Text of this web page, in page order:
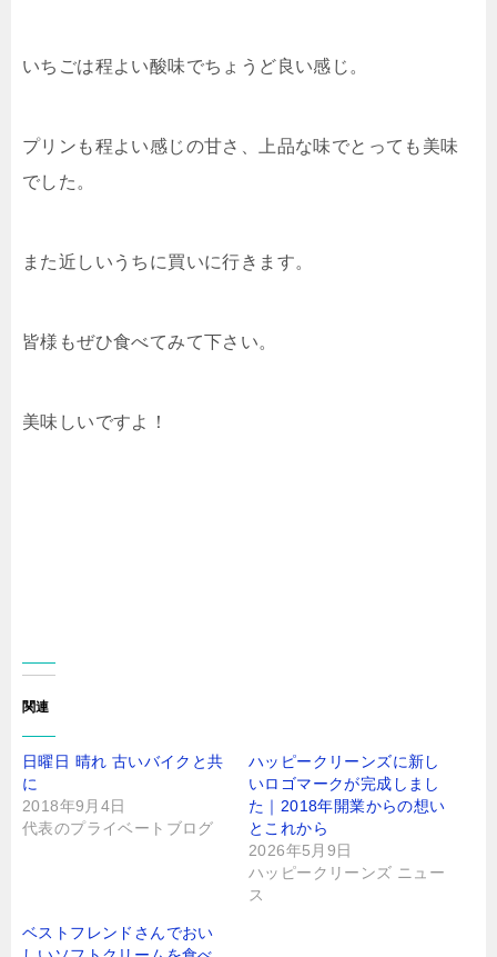
いちごは程よい酸味でちょうど良い感じ。
プリンも程よい感じの甘さ、上品な味でとっても美味
でした。
また近しいうちに買いに行きます。
皆様もぜひ食べてみて下さい。
美味しいですよ！
関連
日曜日 晴れ 古いバイクと共
に
2018年9月4日
代表のプライベートブログ
ハッピークリーンズに新し
いロゴマークが完成しまし
た｜2018年開業からの想い
とこれから
2026年5月9日
ハッピークリーンズ ニュー
ス
ベストフレンドさんでおい